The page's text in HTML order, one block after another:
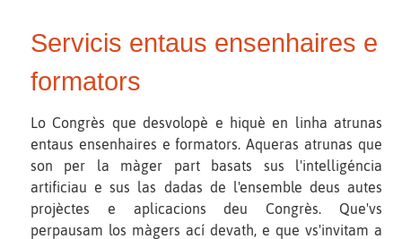
Servicis entaus ensenhaires e
formators
Lo Congrès que desvolopè e hiquè en linha atrunas
entaus ensenhaires e formators. Aqueras atrunas que
son per la màger part basats sus l'intelligéncia
artificiau e sus las dadas de l'ensemble deus autes
projèctes e aplicacions deu Congrès. Que'vs
perpausam los màgers ací devath, e que vs'invitam a